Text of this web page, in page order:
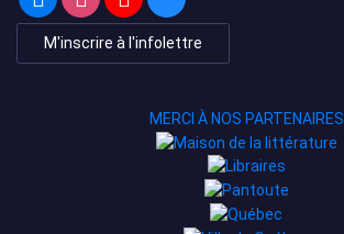
M'inscrire à l'infolettre
MERCI À NOS PARTENAIRES